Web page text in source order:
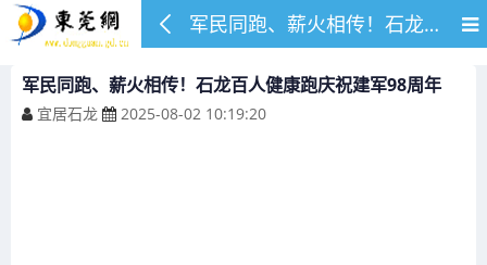
军民同跑、薪火相传！石龙百人健康跑庆祝建军98周年
军民同跑、薪火相传！石龙百人健康跑庆祝建军98周年
宜居石龙 2025-08-02 10:19:20